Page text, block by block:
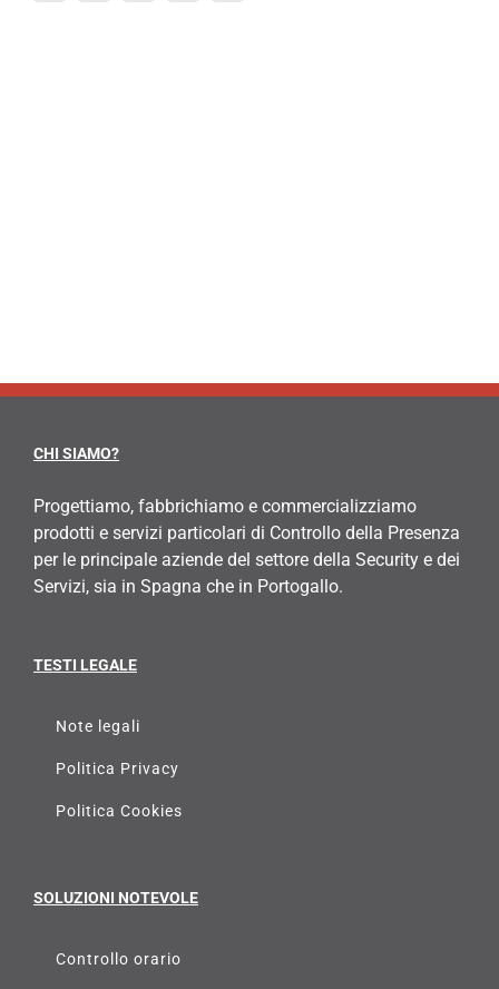
CHI SIAMO?
Progettiamo, fabbrichiamo e commercializziamo
prodotti e servizi particolari di Controllo della Presenza
per le principale aziende del settore della Security e dei
Servizi, sia in Spagna che in Portogallo.
TESTI LEGALE
Note legali
Politica Privacy
Politica Cookies
SOLUZIONI NOTEVOLE
Controllo orario